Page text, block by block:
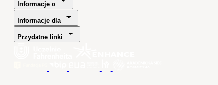
Informacje o
Informacje dla
Przydatne linki